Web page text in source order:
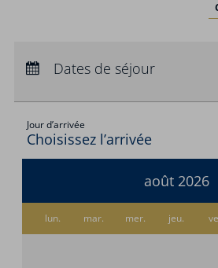
Départ : Aucun choix
Dates de séjour